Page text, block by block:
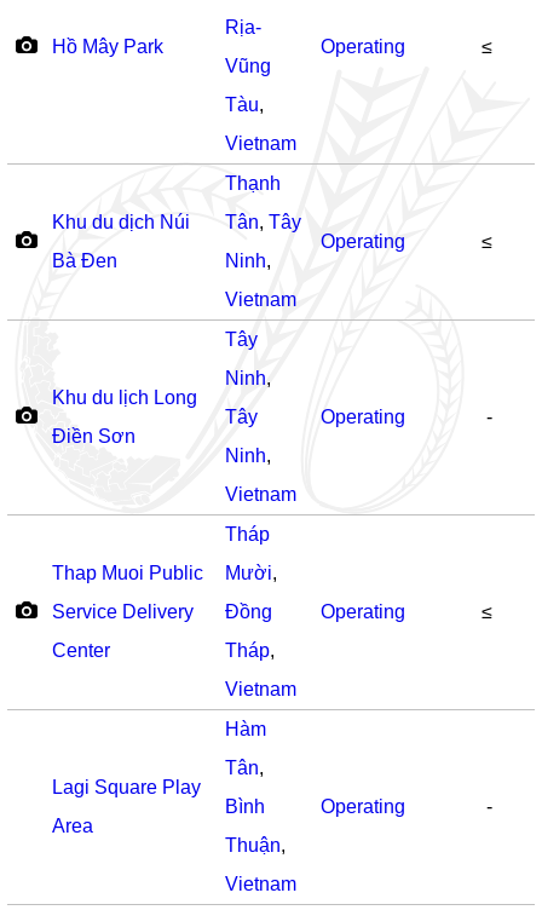
Hồ Mây Park
Rịa-
Vũng
Tàu,
Vietnam
Operating ≤
Khu du dịch Núi
Bà Đen
Thạnh
Tân, Tây
Ninh,
Vietnam
Operating ≤
Khu du lịch Long
Điền Sơn
Tây
Ninh,
Tây
Ninh,
Vietnam
Operating -
Thap Muoi Public
Service Delivery
Center
Tháp
Mười,
Đồng
Tháp,
Vietnam
Operating ≤
Lagi Square Play
Area
Hàm
Tân,
Bình
Thuận,
Vietnam
Operating -